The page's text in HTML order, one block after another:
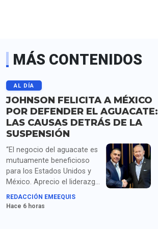
MÁS CONTENIDOS
AL DÍA
JOHNSON FELICITA A MÉXICO
POR DEFENDER EL AGUACATE:
LAS CAUSAS DETRÁS DE LA
SUSPENSIÓN
“El negocio del aguacate es
mutuamente beneficioso
para los Estados Unidos y
México. Aprecio el liderazgo
de la presidenta Sheinbaum
y los compromisos de
REDACCIÓN EMEEQUIS
Hace 6 horas